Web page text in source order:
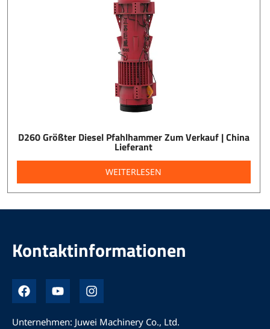
D260 Größter Diesel Pfahlhammer Zum Verkauf | China
Lieferant
WEITERLESEN
Kontaktinformationen
F
a
c
e
Y
o
u
t
I
n
s
t
Unternehmen: Juwei Machinery Co., Ltd.